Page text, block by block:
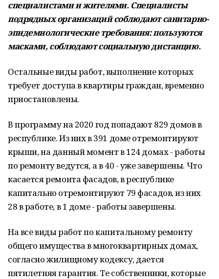
специалистами и жителями. Специалисты
подрядных организаций соблюдают санитарно-
эпидемиологические требования: пользуются
масками, соблюдают социальную дистанцию.
Остальные виды работ, выполнение которых
требует доступа в квартиры граждан, временно
приостановлены.
В программу на 2020 год попадают 829 домов в
республике. Из них в 391 доме отремонтируют
крыши, на данный момент в 124 домах - работы
по ремонту ведутся, а в 40 - уже завершены. Что
касается ремонта фасадов, в республике
капитально отремонтируют 79 фасадов, из них
28 в работе, в 1 доме - работы завершены.
На все виды работ по капитальному ремонту
общего имущества в многоквартирных домах,
согласно жилищному кодексу, дается
пятилетняя гарантия. Те собственники, которые